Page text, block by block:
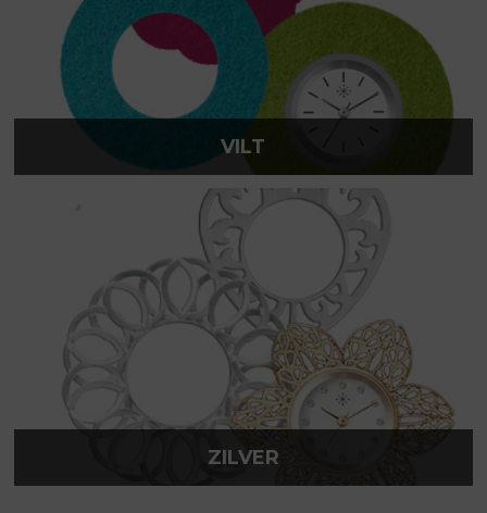
VILT
ZILVER